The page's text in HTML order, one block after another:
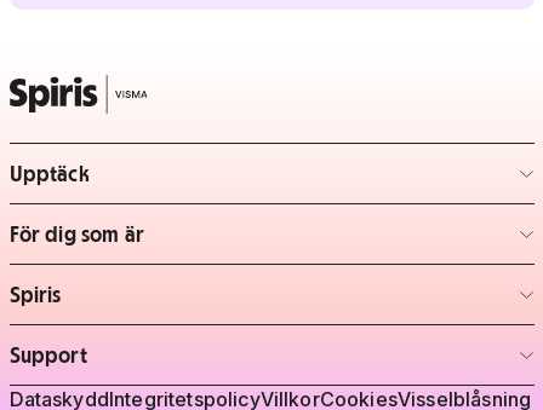
Upptäck
– klicka för att expandera lista
För dig som är
– klicka för att expandera lista
Spiris
– klicka för att expandera lista
Support
– klicka för att expandera lista
DataskyddIntegritetspolicyVillkorCookiesVisselblåsning